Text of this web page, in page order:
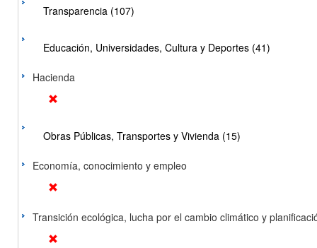
Transparencia (107)
Educación, Universidades, Cultura y Deportes (41)
Hacienda
Obras Públicas, Transportes y Vivienda (15)
Economía, conocimiento y empleo
Transición ecológica, lucha por el cambio climático y